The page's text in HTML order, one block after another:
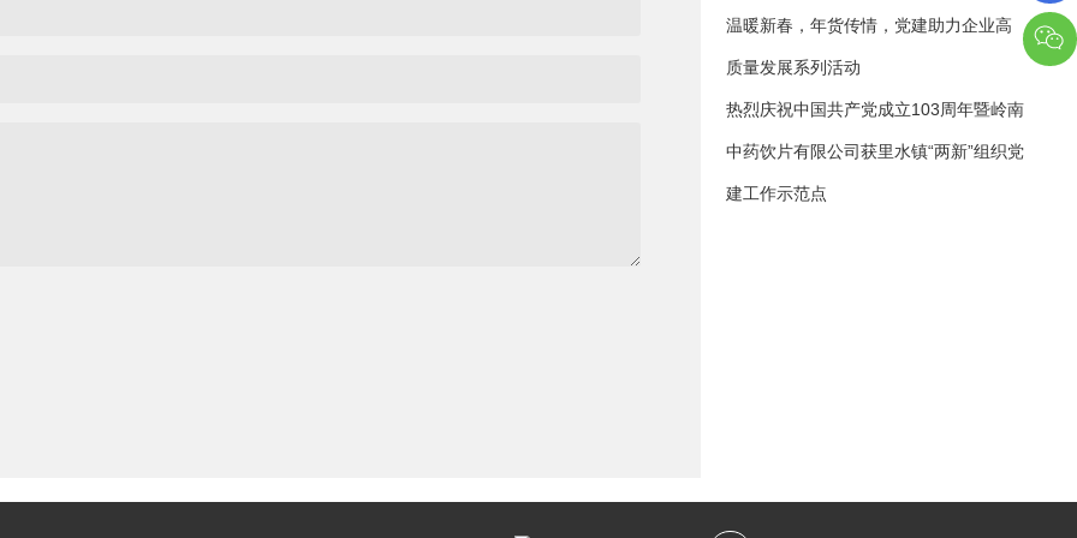
温暖新春，年货传情，党建助力企业高
质量发展系列活动
热烈庆祝中国共产党成立103周年暨岭南
中药饮片有限公司获里水镇“两新”组织党
建工作示范点